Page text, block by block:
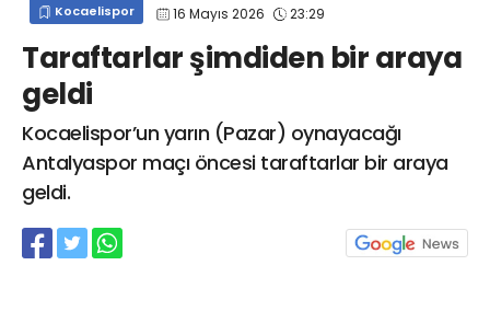
Kocaelispor 16 Mayıs 2026 23:29
Taraftarlar şimdiden bir araya
geldi
Kocaelispor’un yarın (Pazar) oynayacağı
Antalyaspor maçı öncesi taraftarlar bir araya
geldi.
info@spor41.com